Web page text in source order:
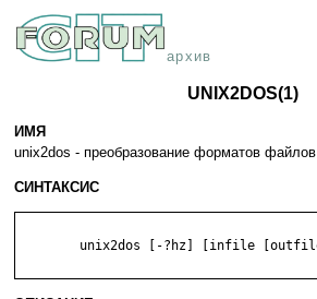
архив
UNIX2DOS(1)
ИМЯ
unix2dos - преобразование форматов файлов
СИНТАКСИС